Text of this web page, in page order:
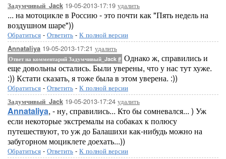
Задумчивый_Jack 19-05-2013-17:19 удалить
... на мотоцикле в Россию - это почти как "Пять недель на
воздушном шаре"))
Обратиться - Ответить - К полной версии
Annataliya 19-05-2013-17:21 удалить
Ответ на комментарий Задумчивый_Jack # Однако ж, справились и
еще довольны остались. Были уверены, что у нас тут хуже.
:)) Кстати сказать, я тоже была в этом уверена. :))
Обратиться - Ответить - К полной версии
Задумчивый_Jack 19-05-2013-17:24 удалить
Annataliya, - ну, справились... Кто бы сомневался... ) Уж
если некоторые экстремалы на собаках к полюсу
путешествуют, то уж до Балашихи как-нибудь можно на
забугорном моциклете доехать...))
Обратиться - Ответить - К полной версии